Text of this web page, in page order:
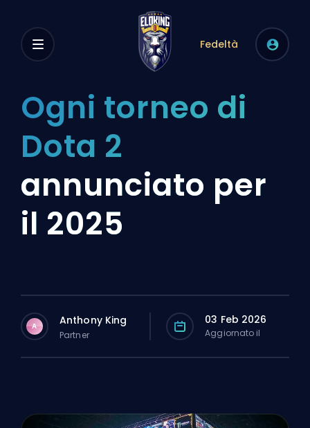
Fedeltà
Ogni torneo di
Dota 2
annunciato per
il 2025
A Anthony King
Partner
03 Feb 2026
Aggiornato il